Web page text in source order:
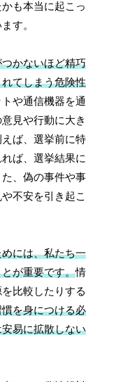
も本当に起こっ
す。
かないほど精巧
てしまう危険性
や通信機器を通
見や行動に大き
ば、選挙前に特
ば、選挙結果に
、偽の事件や事
不安を引き起こ
には、私たち一
が重要です。情
比較したりする
を身につける必
易に拡散しない